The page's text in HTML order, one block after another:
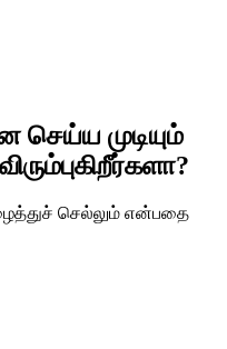
முடியும்
செல்லும் என்பதை